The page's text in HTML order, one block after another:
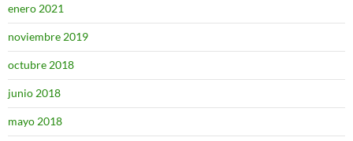
enero 2021
noviembre 2019
octubre 2018
junio 2018
mayo 2018